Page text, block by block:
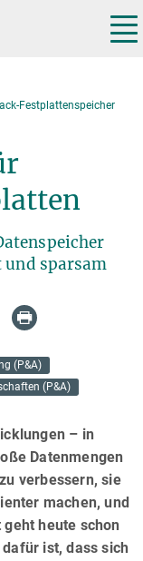
Festplattenspeicher
sparsam
(P&A)
(P&A)
– in
Datenmengen
verbessern, sie
machen, und
heute schon
ist, dass sich